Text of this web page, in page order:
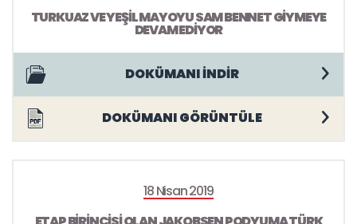
TURKUAZ VE YEŞİL MAYOYU SAM BENNET GİYMEYE
DEVAM EDİYOR
DOKÜMANI İNDİR
DOKÜMANI GÖRÜNTÜLE
18 Nisan 2019